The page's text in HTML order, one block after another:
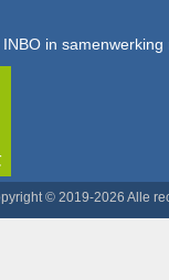
in
© 2019-2026 Alle